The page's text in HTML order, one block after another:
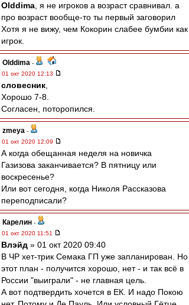
Olddima , я не игроков а возраст сравнивал. а
про возраст вообще-то ты первый заговорил
Хотя я не вижу, чем Кокорин слабее бумбии как
игрок.
Olddima -
01 окт 2020 12:13
словесник
Хорошо 7-8.
Согласен, поторопился.
zmeya -
01 окт 2020 12:09
А когда обещанная неделя на новичка
Газизова заканчивается? В пятницу или
воскресенье?
Или вот сегодня, когда Николя Рассказова
переподписали?
Карелин -
01 окт 2020 11:51
Влэйд » 01 окт 2020 09:40
В ЧР хет-трик Семака ГП уже запланирован. Но
этот план - получится хорошо, нет - и так всё в
России "выиграли" - не главная цель.
А вот подтвердить хочется в ЕК. И надо Покою